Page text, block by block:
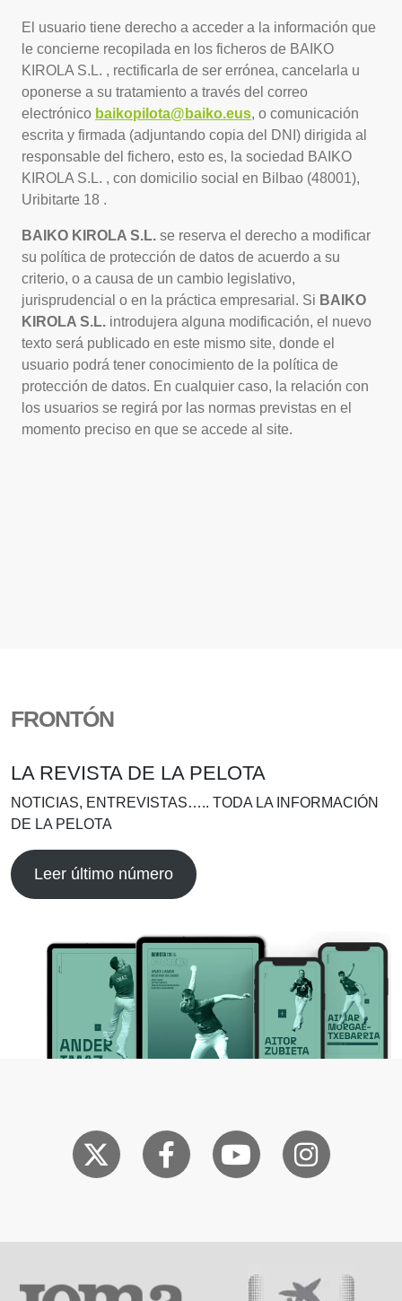
El usuario tiene derecho a acceder a la información que
le concierne recopilada en los ficheros de BAIKO
KIROLA S.L. , rectificarla de ser errónea, cancelarla u
oponerse a su tratamiento a través del correo
electrónico baikopilota@baiko.eus, o comunicación
escrita y firmada (adjuntando copia del DNI) dirigida al
responsable del fichero, esto es, la sociedad BAIKO
KIROLA S.L. , con domicilio social en Bilbao (48001),
Uribitarte 18 .
BAIKO KIROLA S.L. se reserva el derecho a modificar
su política de protección de datos de acuerdo a su
criterio, o a causa de un cambio legislativo,
jurisprudencial o en la práctica empresarial. Si BAIKO
KIROLA S.L. introdujera alguna modificación, el nuevo
texto será publicado en este mismo site, donde el
usuario podrá tener conocimiento de la política de
protección de datos. En cualquier caso, la relación con
los usuarios se regirá por las normas previstas en el
momento preciso en que se accede al site.
FRONTÓN
LA REVISTA DE LA PELOTA
NOTICIAS, ENTREVISTAS….. TODA LA INFORMACIÓN
DE LA PELOTA
Leer último número